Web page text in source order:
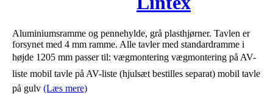
Boarder
905x1205mm
m/pennehylde
Aluminiumsramme og pennehylde, grå plasthjørner. Tavlen er
forsynet med 4 mm ramme. Alle tavler med standardramme i
højde 1205 mm passer til: vægmontering vægmontering på AV-
liste mobil tavle på AV-liste (hjulsæt bestilles separat) mobil tavle
på gulv (Læs mere)